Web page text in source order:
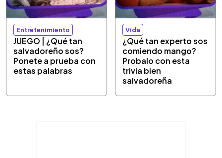
Entretenimiento
JUEGO | ¿Qué tan
salvadoreño sos?
Ponete a prueba con
estas palabras
Vida
¿Qué tan experto sos
comiendo mango?
Probalo con esta
trivia bien
salvadoreña